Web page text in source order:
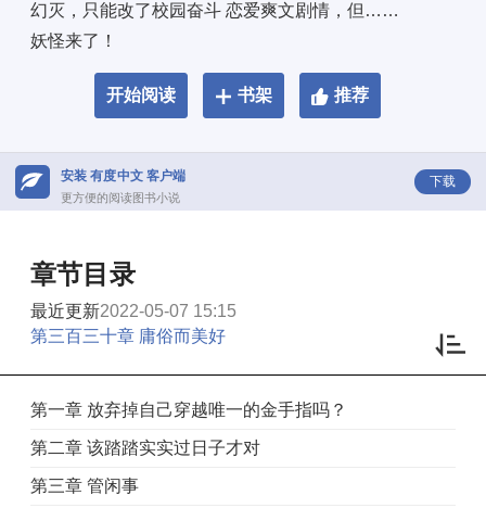
幻灭，只能改了校园奋斗 恋爱爽文剧情，但……
妖怪来了！
开始阅读 书架 推荐
安装 有度中文 客户端
更方便的阅读图书小说
下载
章节目录
最近更新2022-05-07 15:15
第三百三十章 庸俗而美好
第一章 放弃掉自己穿越唯一的金手指吗？
第二章 该踏踏实实过日子才对
第三章 管闲事